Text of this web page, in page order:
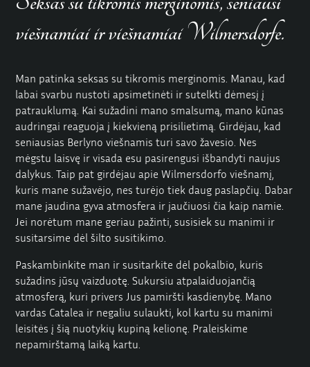
viešnamiai ir viešnamiai Wilmersdorfe.
Man patinka seksas su tikromis merginomis. Manau, kad
labai svarbu nustoti apsimetinėti ir sutelkti dėmesį į
patrauklumą. Kai sužadini mano smalsumą, mano kūnas
audringai reaguoja į kiekvieną prisilietimą. Girdėjau, kad
seniausias Berlyno viešnamis turi savo žavesio. Nes
mėgstu laisvę ir visada esu pasirengusi išbandyti naujus
dalykus. Taip pat girdėjau apie Wilmersdorfoviešnamį,
kuris mane sužavėjo, nes turėjo tiek daug paslapčių. Dabar
mane jaudina gyva atmosfera ir jaučiuosi čia kaip namie.
Jei norėtum mane geriau pažinti, susisiek su manimi ir
susitarsime dėl šilto susitikimo.
Paskambinkite man ir susitarkite dėl pokalbio, kuris
sužadins jūsų vaizduotę. Sukursiu atpalaiduojančią
atmosferą, kuri privers Jus pamiršti kasdienybę. Mano
vardas Catalea ir negaliu sulaukti, kol kartu su manimi
leisitės į šią nuotykių kupiną kelionę. Praleiskime
nepamirštamą laiką kartu.